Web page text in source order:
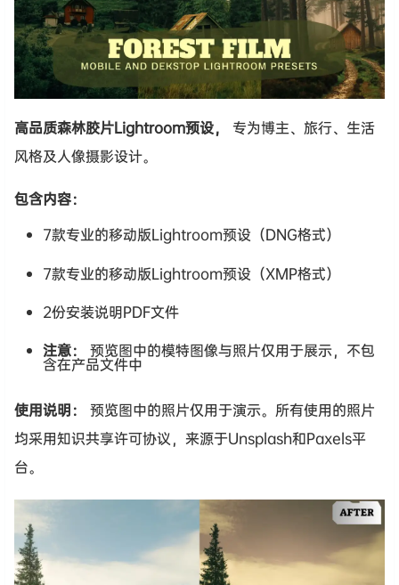
高品质森林胶片Lightroom预设，
专为博主、旅行、生活
风格及人像摄影设计。
包含内容：
7款专业的移动版Lightroom预设（DNG格式）
7款专业的移动版Lightroom预设（XMP格式）
2份安装说明PDF文件
注意：
预览图中的模特图像与照片仅用于展示，不包
含在产品文件中
使用说明：
预览图中的照片仅用于演示。所有使用的照片
均采用知识共享许可协议，来源于Unsplash和Paxels平
台。